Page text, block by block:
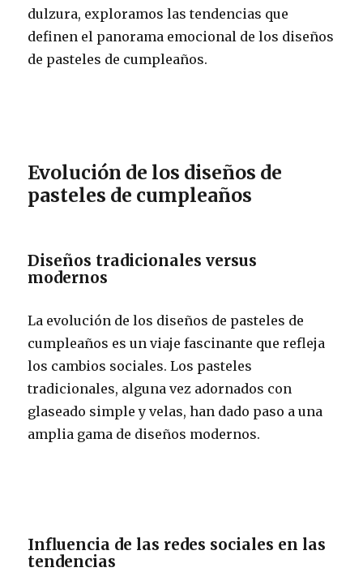
dulzura, exploramos las tendencias que
definen el panorama emocional de los diseños
de pasteles de cumpleaños.
Evolución de los diseños de
pasteles de cumpleaños
Diseños tradicionales versus
modernos
La evolución de los diseños de pasteles de
cumpleaños es un viaje fascinante que refleja
los cambios sociales. Los pasteles
tradicionales, alguna vez adornados con
glaseado simple y velas, han dado paso a una
amplia gama de diseños modernos.
Influencia de las redes sociales en las
tendencias